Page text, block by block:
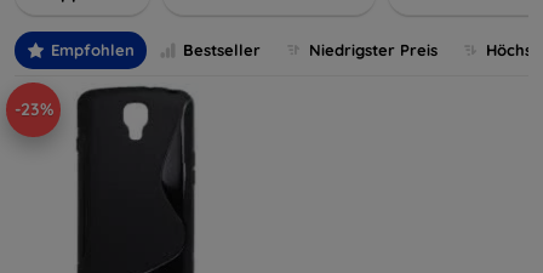
Empfohlen Bestseller Niedrigster Preis
-23%